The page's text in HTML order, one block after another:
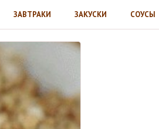
ЗАВТРАКИ ЗАКУСКИ СОУСЫ